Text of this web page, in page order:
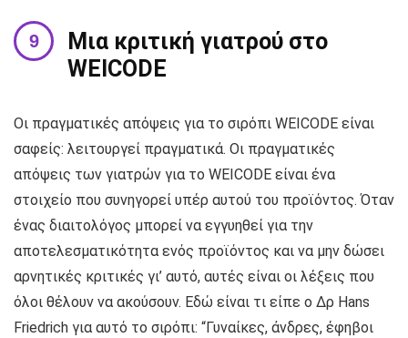
Μια κριτική γιατρού στο
WEICODE
Οι πραγματικές απόψεις για το σιρόπι WEICODE είναι
σαφείς: λειτουργεί πραγματικά. Οι πραγματικές
απόψεις των γιατρών για το WEICODE είναι ένα
στοιχείο που συνηγορεί υπέρ αυτού του προϊόντος. Όταν
ένας διαιτολόγος μπορεί να εγγυηθεί για την
αποτελεσματικότητα ενός προϊόντος και να μην δώσει
αρνητικές κριτικές γι’ αυτό, αυτές είναι οι λέξεις που
όλοι θέλουν να ακούσουν. Εδώ είναι τι είπε ο Δρ Hans
Friedrich για αυτό το σιρόπι: “Γυναίκες, άνδρες, έφηβοι